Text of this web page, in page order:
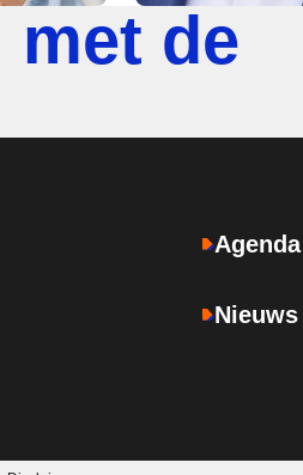
met de
Agenda
Nieuws